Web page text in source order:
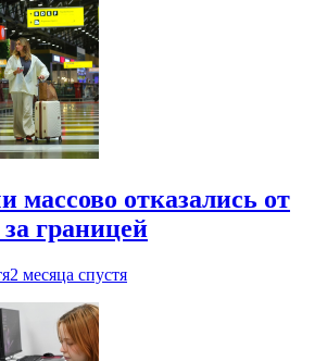
массово отказались от
границей
2 месяца спустя